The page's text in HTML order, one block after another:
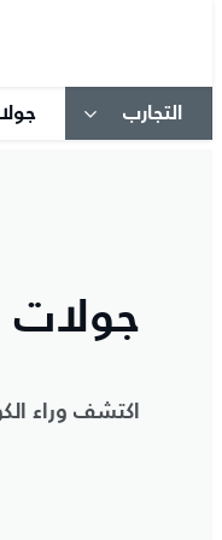
التجارب
اكتشف وراء